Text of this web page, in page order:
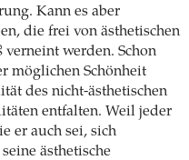
Kann es aber
die frei von ästhetischen
werden. Schon
möglichen Schönheit
des nicht-ästhetischen
entfalten. Weil jeder
er auch sei, sich
ästhetische